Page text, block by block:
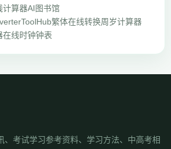
计算器AI图书馆
ToolHub繁体在线转换周岁计算器
在线时钟钟表
、考试学习参考资料、学习方法、中高考相